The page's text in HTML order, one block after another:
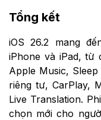
Tổng kết
iOS 26.2 mang
iPhone và iPad, từ
Apple Music,
riêng tư, CarPlay,
Live Translation.
chọn mới cho